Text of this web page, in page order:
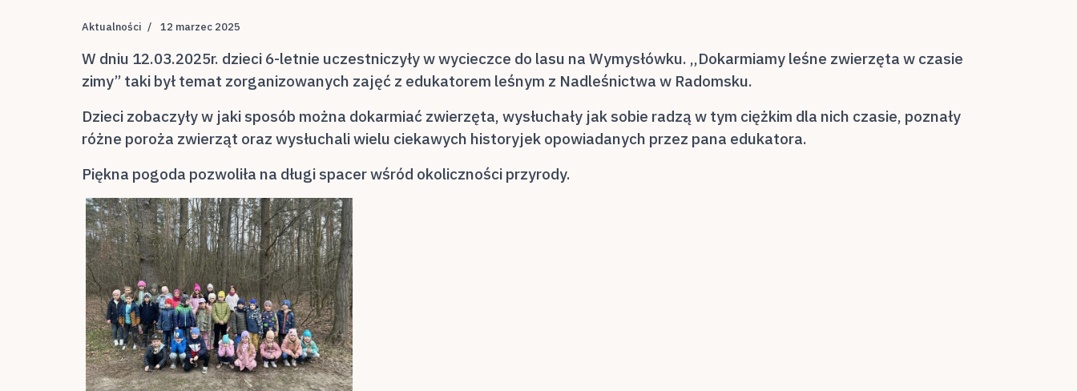
Aktualności 12 marzec 2025
W dniu 12.03.2025r. dzieci 6-letnie uczestniczyły w wycieczce do lasu na Wymysłówku. ,,Dokarmiamy leśne zwierzęta w czasie
zimy” taki był temat zorganizowanych zajęć z edukatorem leśnym z Nadleśnictwa w Radomsku.
Dzieci zobaczyły w jaki sposób można dokarmiać zwierzęta, wysłuchały jak sobie radzą w tym ciężkim dla nich czasie, poznały
różne poroża zwierząt oraz wysłuchali wielu ciekawych historyjek opowiadanych przez pana edukatora.
Piękna pogoda pozwoliła na długi spacer wśród okoliczności przyrody.